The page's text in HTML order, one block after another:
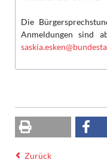
Die
Anmeldungen sind
Zurück